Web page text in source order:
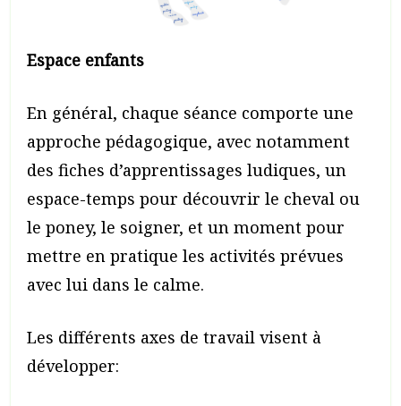
Espace enfants
En général, chaque séance comporte une
approche pédagogique, avec notamment
des fiches d’apprentissages ludiques, un
espace-temps pour découvrir le cheval ou
le poney, le soigner, et un moment pour
mettre en pratique les activités prévues
avec lui dans le calme.
Les différents axes de travail visent à
développer: